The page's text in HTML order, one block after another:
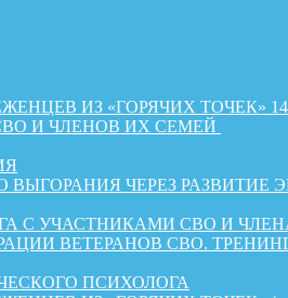
ИЗ «ГОРЯЧИХ ТОЧЕК» 144,
И ЧЛЕНОВ ИХ СЕМЕЙ
ЧЕРЕЗ РАЗВИТИЕ
С УЧАСТНИКАМИ СВО И
ВЕТЕРАНОВ СВО.
ПСИХОЛОГА